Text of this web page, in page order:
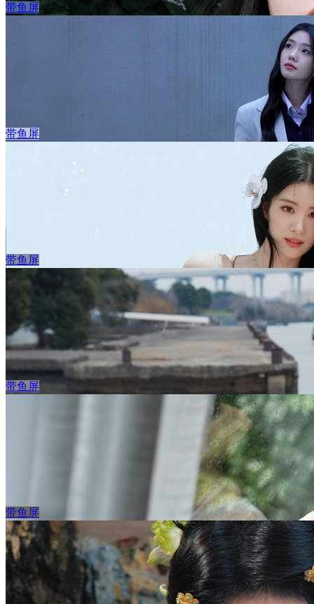
花丛美女章若楠 3440x1440带鱼屏壁纸
带鱼屏
白色西服美女刘浩存3440x1440带鱼屏壁纸
立 即 下 载
带鱼屏
海边蓝色裙子美女王楚然 3440x1440带鱼屏壁纸
带鱼屏
白色衬衫 章若楠 3440x1440带鱼屏美女壁纸
立 即 下 载
收 藏
带鱼屏
带鱼屏